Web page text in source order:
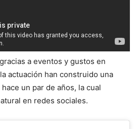
a eventos y gustos en
actuación han construido una
un par de años, la cual
en redes sociales.